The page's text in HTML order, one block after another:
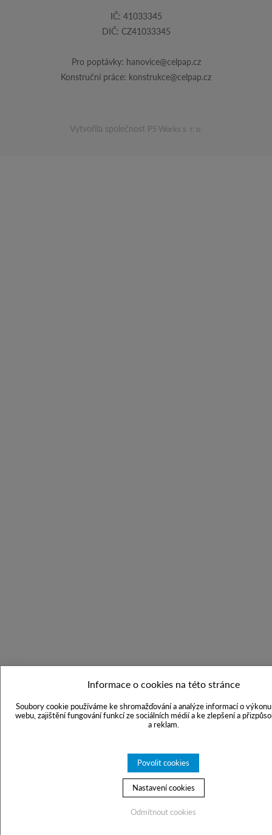
Informace o cookies na této stránce
Soubory cookie používáme ke shromažďování a analýze informací o
webu, zajištění fungování funkcí ze sociálních médií a ke zlepšení a
a reklam.
Povolit cookies
Nastavení cookies
Odmítnout cookies
IČ: 41033345
DIČ: CZ41033345
Pro poptávky: hanovice@celpap.cz
Konstruční práce: konstrukce@celpap.cz
Vytvořila společnost PS Works s. r. o.